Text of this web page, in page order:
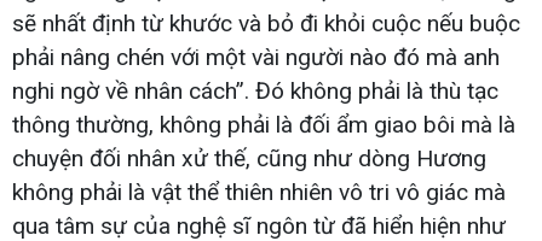
sẽ nhất định từ khước và bỏ đi khỏi cuộc nếu buộc
phải nâng chén với một vài người nào đó mà anh
nghi ngờ về nhân cách”. Đó không phải là thù tạc
thông thường, không phải là đối ẩm giao bôi mà là
chuyện đối nhân xử thế, cũng như dòng Hương
không phải là vật thể thiên nhiên vô tri vô giác mà
qua tâm sự của nghệ sĩ ngôn từ đã hiển hiện như